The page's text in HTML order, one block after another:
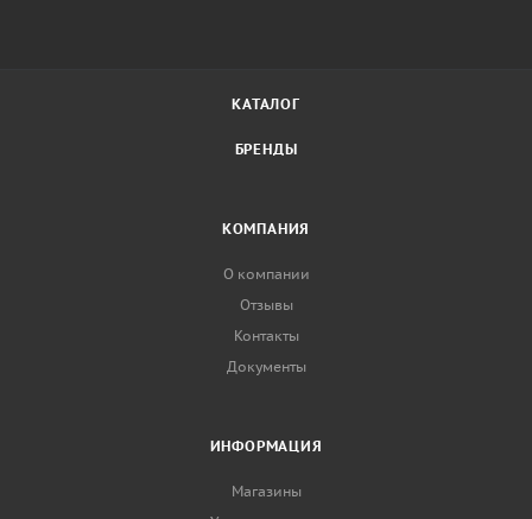
КАТАЛОГ
БРЕНДЫ
КОМПАНИЯ
О компании
Отзывы
Контакты
Документы
ИНФОРМАЦИЯ
Магазины